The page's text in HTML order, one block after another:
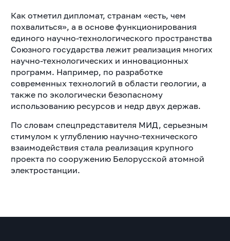
Как отметил дипломат, странам «есть, чем
похвалиться», а в основе функционирования
единого научно-технологического пространства
Союзного государства лежит реализация многих
научно-технологических и инновационных
программ. Например, по разработке
современных технологий в области геологии, а
также по экологически безопасному
использованию ресурсов и недр двух держав.
По словам спецпредставителя МИД, серьезным
стимулом к углублению научно-технического
взаимодействия стала реализация крупного
проекта по сооружению Белорусской атомной
электростанции.